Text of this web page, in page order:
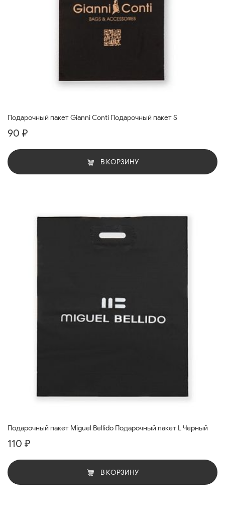
Подарочный пакет Gianni Conti Подарочный пакет S
90 ₽
В КОРЗИНУ
Подарочный пакет Miguel Bellido Подарочный пакет L Черный
110 ₽
В КОРЗИНУ